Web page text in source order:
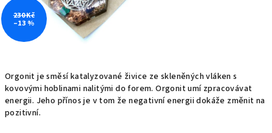
Orgonit je směsí katalyzované živice ze skleněných vláken s
kovovými hoblinami nalitými do forem. Orgonit umí zpracovávat
energii. Jeho přínos je v tom že negativní energii dokáže změnit na
pozitivní.
230 Kč
–13 %